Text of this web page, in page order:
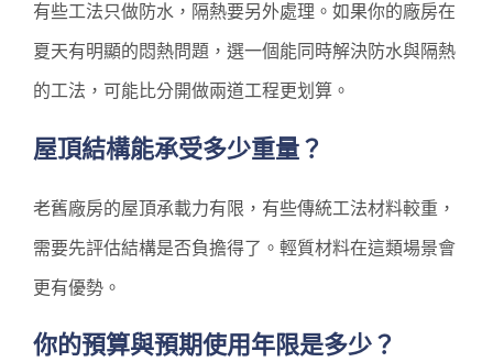
有些工法只做防水，隔熱要另外處理。如果你的廠房在
夏天有明顯的悶熱問題，選一個能同時解決防水與隔熱
的工法，可能比分開做兩道工程更划算。
屋頂結構能承受多少重量？
老舊廠房的屋頂承載力有限，有些傳統工法材料較重，
需要先評估結構是否負擔得了。輕質材料在這類場景會
更有優勢。
你的預算與預期使用年限是多少？